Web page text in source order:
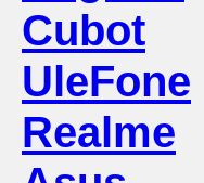
Cubot
UleFone
Realme